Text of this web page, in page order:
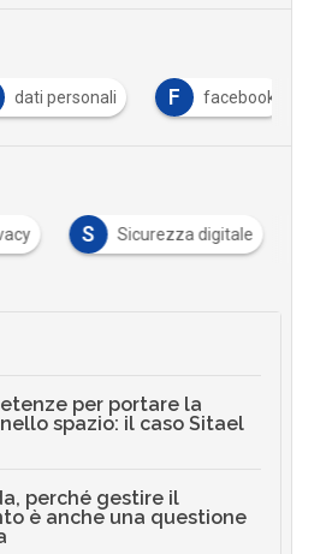
dati personali F facebook
S Sicurezza digitale
per portare la
spazio: il caso Sitael
perché gestire il
è anche una questione